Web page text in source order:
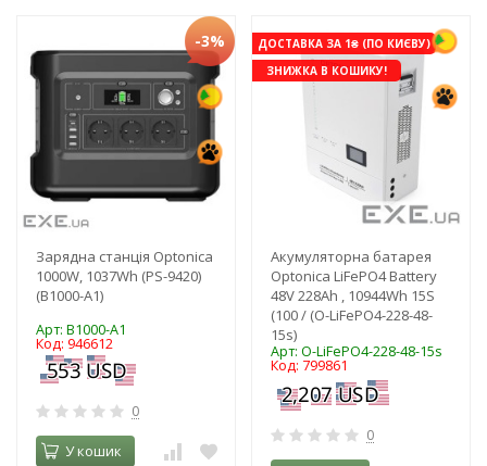
-3%
Зарядна станція Optonica
1000W, 1037Wh (PS-9420)
(B1000-A1)
Арт: B1000-A1
Код: 946612
0
У кошик
ДОСТАВКА ЗА 1₴ (ПО КИЄВУ)
ЗНИЖКА В КОШИКУ!
Акумуляторна батарея
Optonica LiFePO4 Battery
48V 228Ah , 10944Wh 15S
(100 / (O-LiFePO4-228-48-
15s)
Арт: O-LiFePO4-228-48-15s
Код: 799861
0